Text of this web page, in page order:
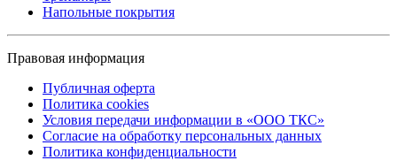
Напольные покрытия
Правовая информация
Публичная оферта
Политика cookies
Условия передачи информации в «ООО ТКС»
Согласие на обработку персональных данных
Политика конфиденциальности